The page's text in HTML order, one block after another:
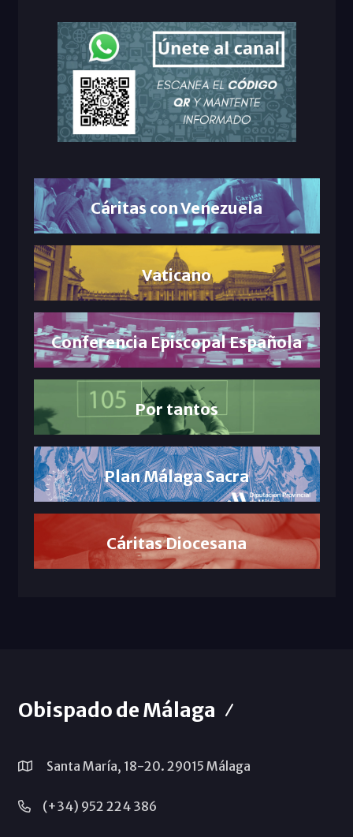
Cáritas con Venezuela
Vaticano
Conferencia Episcopal Española
Por tantos
Plan Málaga Sacra
Cáritas Diocesana
Obispado de Málaga
Santa María, 18-20. 29015 Málaga
(+34) 952 224 386